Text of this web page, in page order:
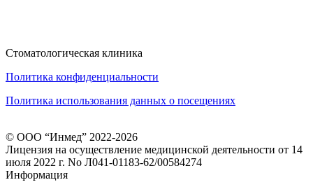
Стоматологическая клиника
Политика конфиденциальности
Политика использования данных о посещениях
© ООО “Инмед” 2022-2026
Лицензия на осуществление медицинской деятельности от 14
июля 2022 г. No Л041-01183-62/00584274
Информация